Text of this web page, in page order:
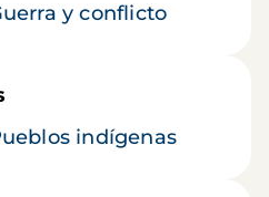
y conflicto
indígenas